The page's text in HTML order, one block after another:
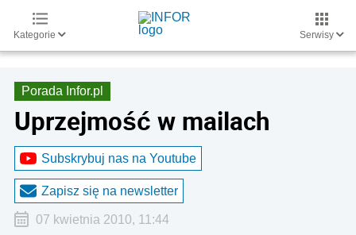
Kategorie Serwisy
Porada Infor.pl
Uprzejmość w mailach
Subskrybuj nas na Youtube
Zapisz się na newsletter
07 kwietnia 2010, 11:44